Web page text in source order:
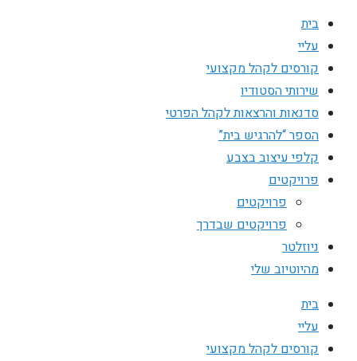
בית
עליי
קורסים לקהל מקצועי
שירותי הסטודיו
סדנאות והרצאות לקהל הפרטי
הספר “להרגיש בית”
קלפי עיצוב בצבע
פרויקטים
פרויקטים
פרויקטים שבדרך
ניוזלטר
מהיוטיוב שלי
בית
עליי
קורסים לקהל מקצועי